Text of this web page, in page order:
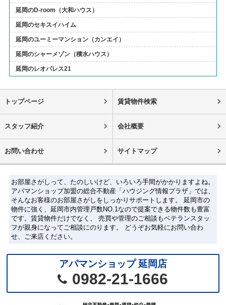
延岡のD-room（大和ハウス）
延岡のセキスイハイム
延岡のユーミーマンション（カンエイ）
延岡のシャーメゾン（積水ハウス）
延岡のレオパレス21
トップページ 賃貸物件検索
スタッフ紹介 会社概要
お問い合わせ サイトマップ
お部屋さがしって、たのしいけど、いろいろ手間がかかりますよね。
アパマンショップ加盟の総合不動産「ハウジング情報プラザ」では、
そんなお客様のお部屋さがしをしっかりサポートします。 延岡市の
物件に強く、延岡市内管理戸数NO.1なので提案できる物件数も豊富
です。賃貸物件だけでなく、 売買や管理のご相談もベテランスタッ
フが親身になってご相談にのります。 どうぞお気軽にお問い合わ
せ、ご来店ください。
アパマンショップ 延岡店
0982-21-1666